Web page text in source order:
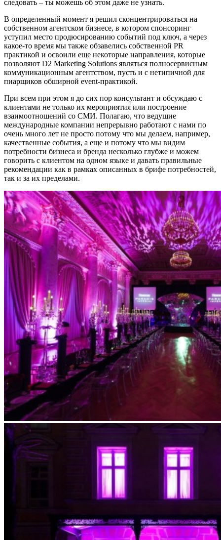
следовать – ты можешь об этом даже не узнать.
В определенный момент я решил сконцентрироваться на
собственном агентском бизнесе, в котором спонсоринг
уступил место продюсированию событий под ключ, а через
какое-то время мы также обзавелись собственной PR
практикой и освоили еще некоторые направления, которые
позволяют D2 Marketing Solutions являться полносервисным
коммуникационным агентством, пусть и с нетипичной для
пиарщиков обширной event-практикой.
При всем при этом я до сих пор консультант и обсуждаю с
клиентами не только их мероприятия или построение
взаимоотношений со СМИ. Полагаю, что ведущие
международные компании непрерывно работают с нами по
очень много лет не просто потому что мы делаем, например,
качественные события, а еще и потому что мы видим
потребности бизнеса и бренда несколько глубже и можем
говорить с клиентом на одном языке и давать правильные
рекомендации как в рамках описанных в брифе потребностей,
так и за их пределами.